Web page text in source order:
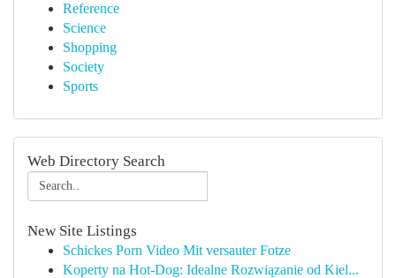
Reference
Science
Shopping
Society
Sports
Web Directory Search
New Site Listings
Schickes Porn Video Mit versauter Fotze
Koperty na Hot-Dog: Idealne Rozwiązanie od Kiel...